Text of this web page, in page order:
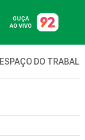
OUÇA
AO VIVO
ESPAÇO DO